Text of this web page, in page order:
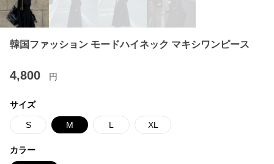
韓国ファッション モードハイネック マキシワンピース
4,800 円
サイズ
S M L XL
カラー